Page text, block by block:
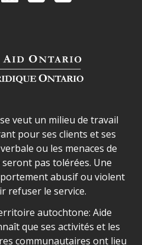
dans les locaux d'AJO.
veut un milieu de travail
pour ses clients et ses
ou les menaces de
pas tolérées. Une
abusif ou violent
refuser le service.
acknowledgement
autochtone: Aide
que ses activités et les
communautaires ont lieu